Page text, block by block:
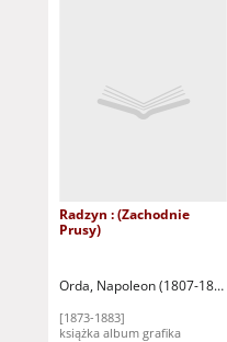
Radzyn : (Zachodnie
Prusy)
Orda, Napoleon (1807-1893)
[1873-1883]
książka album grafika